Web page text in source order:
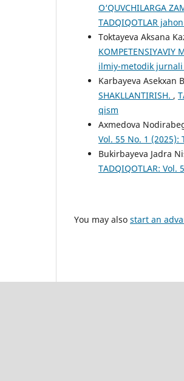
O‘QUVCHILARGA
TADQIQOTLAR
Toktayeva Aksana
KOMPETENSIYAVIY
ilmiy-metodik
Karbayeva Asekxan
SHAKLLANTIRISH. ,
qism
Axmedova
Vol. 55 No. 1
Bukirbayeva Jadra
TADQIQOTLAR:
You may also start an